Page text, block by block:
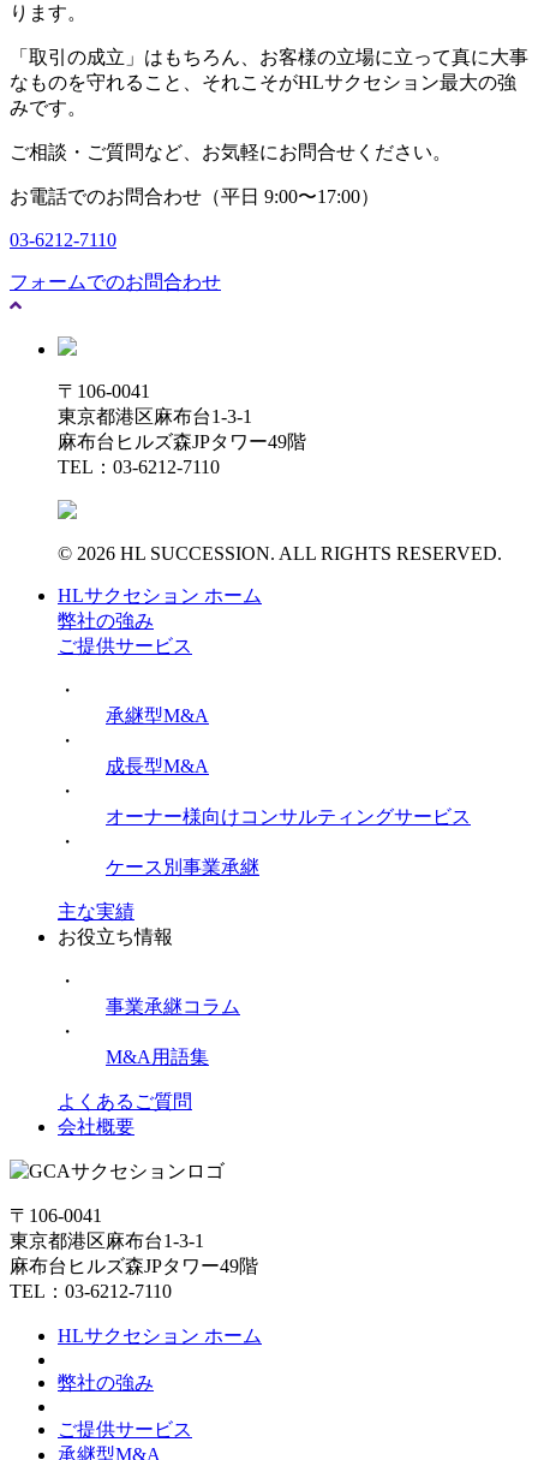
ります。
「取引の成立」はもちろん、お客様の立場に立って真に大事
なものを守れること、それこそがHLサクセション最大の強
みです。
ご相談・ご質問など、お気軽にお問合せください。
お電話でのお問合わせ（平日 9:00〜17:00）
03-6212-7110
フォームでのお問合わせ
〒106-0041
東京都港区麻布台1-3-1
麻布台ヒルズ森JPタワー49階
TEL：03-6212-7110
© 2026 HL SUCCESSION. ALL RIGHTS RESERVED.
HLサクセション ホーム
弊社の強み
ご提供サービス
・
承継型M&A
・
成長型M&A
・
オーナー様向けコンサルティングサービス
・
ケース別事業承継
主な実績
お役立ち情報
・
事業承継コラム
・
M&A用語集
よくあるご質問
会社概要
〒106-0041
東京都港区麻布台1-3-1
麻布台ヒルズ森JPタワー49階
TEL：03-6212-7110
HLサクセション ホーム
弊社の強み
ご提供サービス
承継型M&A